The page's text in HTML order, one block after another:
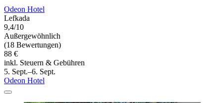
Odeon Hotel
Lefkada
9,4/10
Außergewöhnlich
(18 Bewertungen)
88 €
inkl. Steuern & Gebühren
5. Sept.–6. Sept.
Odeon Hotel